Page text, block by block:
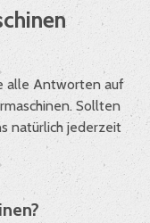
alle Antworten auf
Sollten
natürlich jederzeit